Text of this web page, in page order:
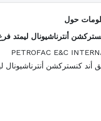
حول
أنترناشيونال ليمتد
PETROFAC E&C
أند كنستركشن أنترناشيونال